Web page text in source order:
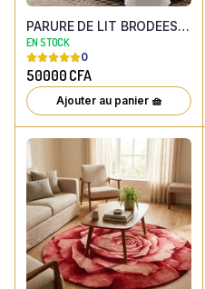
PARURE DE LIT BRODEES FLEURS PERLEES 6PIECES : HOUSSE DE COUETTE 220X240 , DRAP PLAT 250X270 ET 4 TAIES D'OREILLER BRODES
EN STOCK
0
50000 CFA
Ajouter au panier 🧺